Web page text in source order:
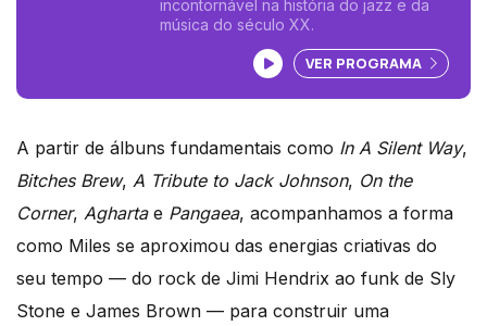
incontornável na história do jazz e da
música do século XX.
Ouvir podcast
VER PROGRAMA
A partir de álbuns fundamentais como In A Silent Way,
Bitches Brew, A Tribute to Jack Johnson, On the
Corner, Aghartae Pangaea, acompanhamos a forma
como Miles se aproximou das energias criativas do
seu tempo — do rock de Jimi Hendrix ao funk de Sly
Stone e James Brown — para construir uma